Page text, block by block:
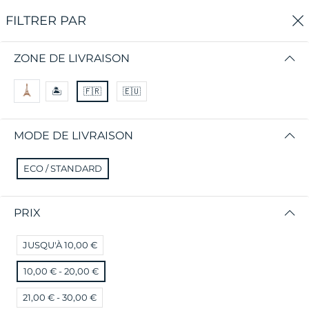
0
exceptionnels! 🥕
FILTRER PAR TRIER PAR
Nous n'avons pas trouvé de correspondance pour
ces filtres.
Veuillez essayer un autre choix.
FILTRER PAR
ZONE DE LIVRAISON
🏝 🇫🇷 🇪🇺
MODE DE LIVRAISON
ECO / STANDARD
PRIX
JUSQU'À 10,00 €
10,00 € - 20,00 €
21,00 € - 30,00 €